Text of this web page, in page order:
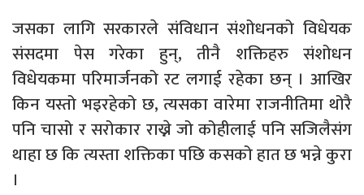
जसका लागि सरकारले संविधान संशोधनको विधेयक
संसदमा पेस गरेका हुन्, तीनै शक्तिहरु संशोधन
विधेयकमा परिमार्जनको रट लगाई रहेका छन् । आखिर
किन यस्तो भइरहेको छ, त्यसका वारेमा राजनीतिमा थोरै
पनि चासो र सरोकार राख्ने जो कोहीलाई पनि सजिलैसंग
थाहा छ कि त्यस्ता शक्तिका पछि कसको हात छ भन्ने कुरा
।